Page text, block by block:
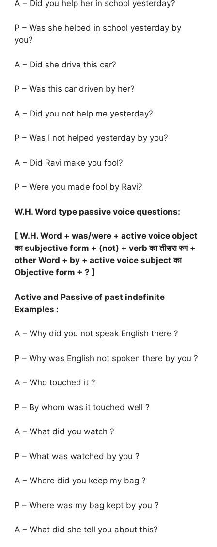
A – Did you help her in school yesterday?
P – Was she helped in school yesterday by
you?
A – Did she drive this car?
P – Was this car driven by her?
A – Did you not help me yesterday?
P – Was I not helped yesterday by you?
A – Did Ravi make you fool?
P – Were you made fool by Ravi?
W.H. Word type passive voice questions:
[ W.H. Word + was/were + active voice object
का subjective form + (not) + verb का तीसरा रुप +
other Word + by + active voice subject का
Objective form + ? ]
Active and Passive of past indefinite
Examples :
A – Why did you not speak English there ?
P – Why was English not spoken there by you ?
A – Who touched it ?
P – By whom was it touched well ?
A – What did you watch ?
P – What was watched by you ?
A – Where did you keep my bag ?
P – Where was my bag kept by you ?
A – What did she tell you about this?